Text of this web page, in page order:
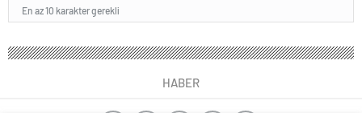
En az 10 karakter gerekli
HABER